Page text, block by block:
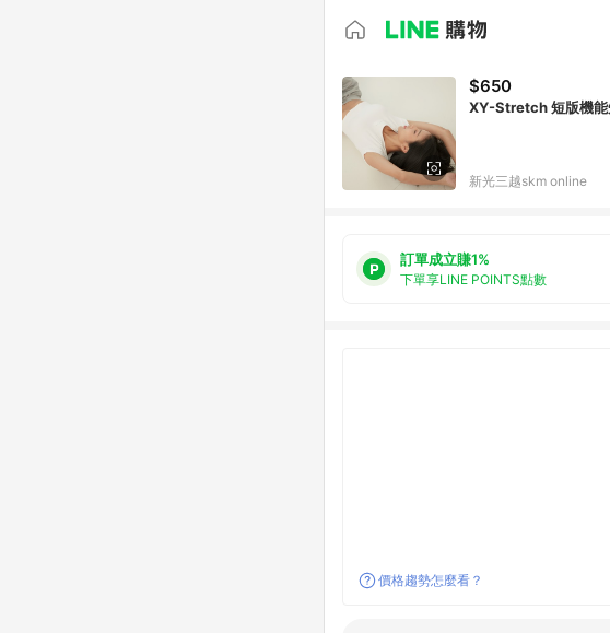
$650
XY-Stretch 短版機能
新光三越skm online
訂單成立賺1%
下單享LINE POINTS點數
價格趨勢怎麼看？